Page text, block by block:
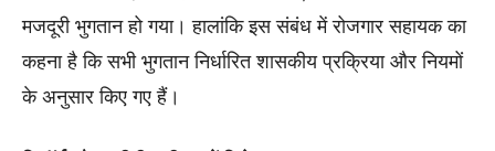
मजदूरी भुगतान हो गया। हालांकि इस संबंध में रोजगार सहायक का
कहना है कि सभी भुगतान निर्धारित शासकीय प्रक्रिया और नियमों
के अनुसार किए गए हैं।